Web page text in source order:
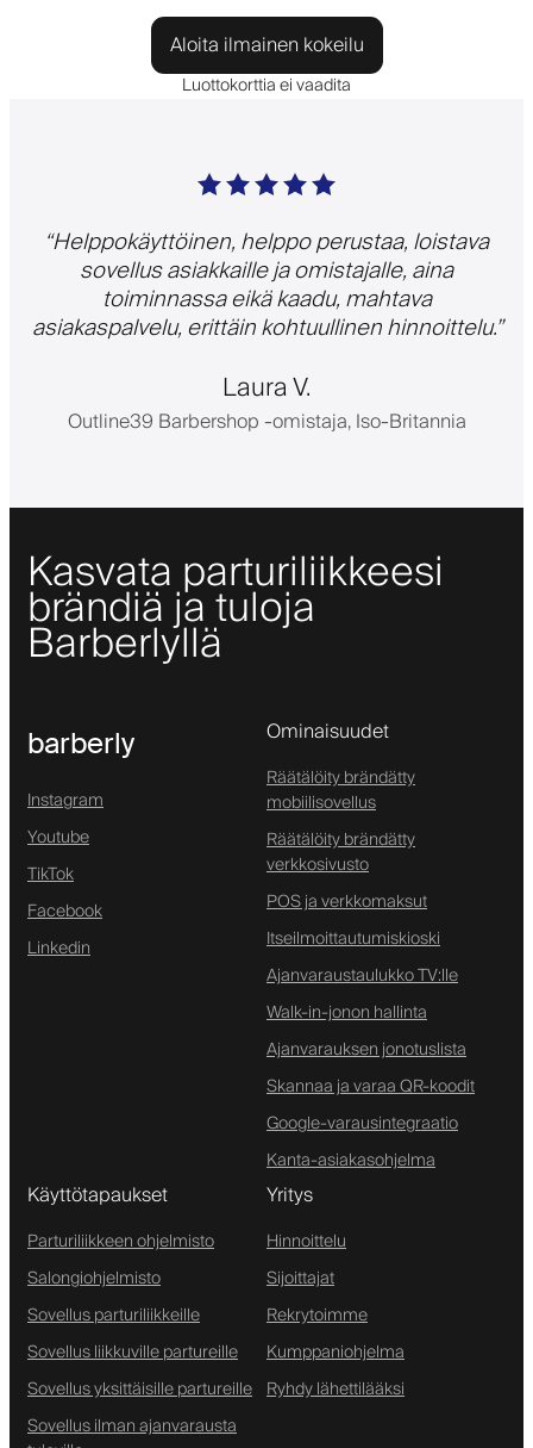
Aloita ilmainen kokeilu
Luottokorttia ei vaadita
“Helppokäyttöinen, helppo perustaa, loistava
sovellus asiakkaille ja omistajalle, aina
toiminnassa eikä kaadu, mahtava
asiakaspalvelu, erittäin kohtuullinen hinnoittelu.”
Laura V.
Outline39 Barbershop -omistaja, Iso-Britannia
Kasvata parturiliikkeesi
brändiä ja tuloja
Barberlyllä
barberly
Instagram
Youtube
TikTok
Facebook
Linkedin
Ominaisuudet
Räätälöity brändätty
mobiilisovellus
Räätälöity brändätty
verkkosivusto
POS ja verkkomaksut
Itseilmoittautumiskioski
Ajanvaraustaulukko TV:lle
Walk-in-jonon hallinta
Ajanvarauksen jonotuslista
Skannaa ja varaa QR-koodit
Google-varausintegraatio
Kanta-asiakasohjelma
Käyttötapaukset
Parturiliikkeen ohjelmisto
Salongiohjelmisto
Sovellus parturiliikkeille
Sovellus liikkuville partureille
Sovellus yksittäisille partureille
Sovellus ilman ajanvarausta
Yritys
Hinnoittelu
Sijoittajat
Rekrytoimme
Kumppaniohjelma
Ryhdy lähettilääksi